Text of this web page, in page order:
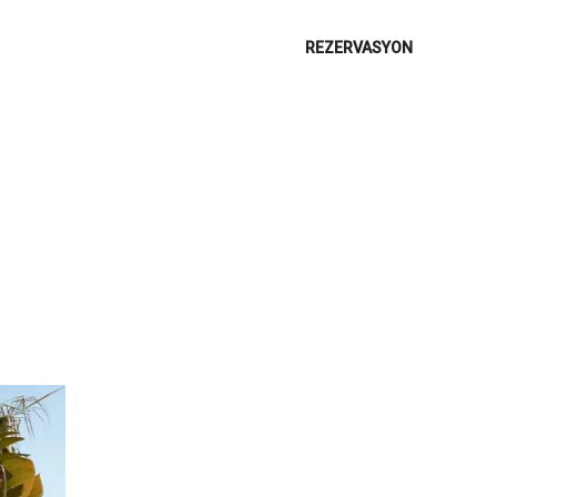
REZERVASYON